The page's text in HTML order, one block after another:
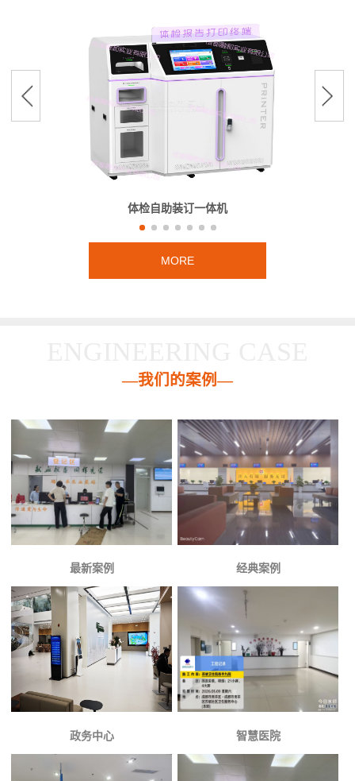
体检自助装订一体机
MORE
—我们的案例—
最新案例 经典案例
政务中心 智慧医院